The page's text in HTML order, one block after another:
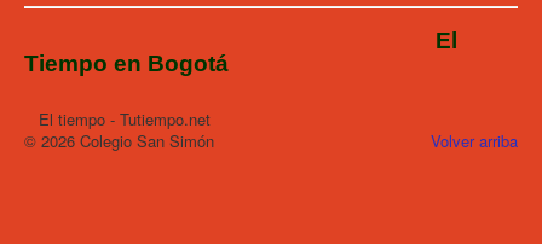
El
Tiempo en Bogotá
El tiempo - Tutiempo.net
Volver arriba
© 2026 Colegio San Simón